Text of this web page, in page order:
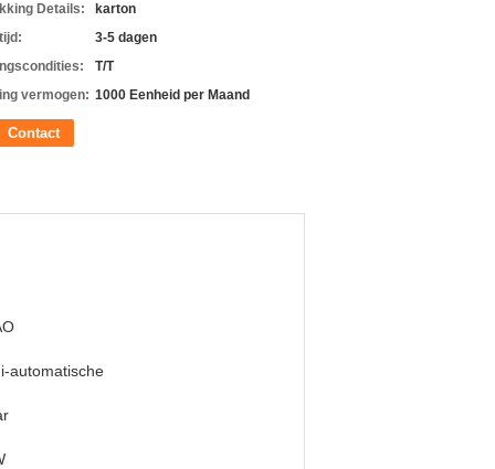
Details:
karton
3-5 dagen
T/T
vermogen: 1000 Eenheid per Maand
Contact
automatische